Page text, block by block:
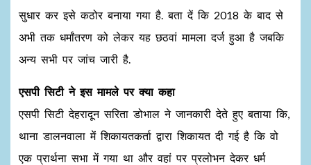
सुधार कर इसे कठोर बनाया गया है. बता दें कि 2018 के बाद से
अभी तक धर्मांतरण को लेकर यह छठवां मामला दर्ज हुआ है जबकि
अन्य सभी पर जांच जारी है.
एसपी सिटी ने इस मामले पर क्या कहा
एसपी सिटी देहरादून सरिता डोभाल ने जानकारी देते हुए बताया कि,
थाना डालनवाला में शिकायतकर्ता द्वारा शिकायत दी गई है कि वो
एक प्रार्थना सभा में गया था और वहां पर प्रलोभन देकर धर्म